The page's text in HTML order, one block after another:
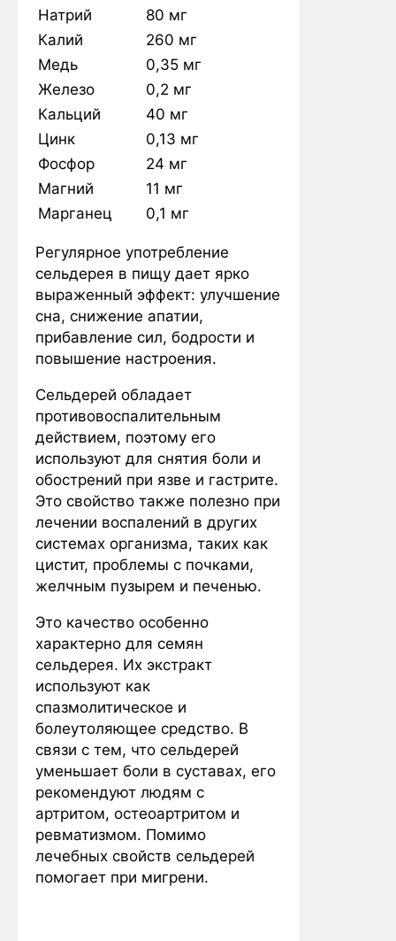
Натрий
80 мг
Калий
260 мг
Медь
0,35 мг
Железо
0,2 мг
Кальций
40 мг
Цинк
0,13 мг
Фосфор
24 мг
Магний
11 мг
Марганец
0,1 мг
Регулярное употребление
сельдерея в пищу дает ярко
выраженный эффект: улучшение
сна, снижение апатии,
прибавление сил, бодрости и
повышение настроения.
Сельдерей обладает
противовоспалительным
действием, поэтому его
используют для снятия боли и
обострений при язве и гастрите.
Это свойство также полезно при
лечении воспалений в других
системах организма, таких как
цистит, проблемы с почками,
желчным пузырем и печенью.
Это качество особенно
характерно для семян
сельдерея. Их экстракт
используют как
спазмолитическое и
болеутоляющее средство. В
связи с тем, что сельдерей
уменьшает боли в суставах, его
рекомендуют людям с
артритом, остеоартритом и
ревматизмом. Помимо
лечебных свойств сельдерей
помогает при мигрени.